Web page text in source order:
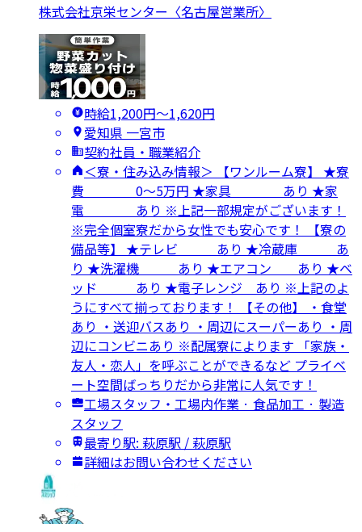
株式会社京栄センター〈名古屋営業所〉
時給1,200円〜1,620円
愛知県 一宮市
契約社員・職業紹介
＜寮・住み込み情報＞ 【ワンルーム寮】 ★寮
費 0～5万円 ★家具 あり ★家
電 あり ※上記一部規定がございます！
※完全個室寮だから女性でも安心です！ 【寮の
備品等】 ★テレビ あり ★冷蔵庫 あ
り ★洗濯機 あり ★エアコン あり ★ベ
ッド あり ★電子レンジ あり ※上記のよ
うにすべて揃っております！ 【その他】 ・食堂
あり ・送迎バスあり ・周辺にスーパーあり ・周
辺にコンビニあり ※配属寮によります 「家族・
友人・恋人」を呼ぶことができるなど プライベ
ート空間ばっちりだから非常に人気です！
工場スタッフ・工場内作業 · 食品加工 · 製造
スタッフ
最寄り駅: 萩原駅 / 萩原駅
詳細はお問い合わせください